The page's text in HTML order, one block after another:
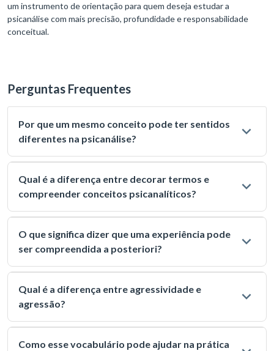
um instrumento de orientação para quem deseja estudar a
psicanálise com mais precisão, profundidade e responsabilidade
conceitual.
Perguntas Frequentes
Por que um mesmo conceito pode ter sentidos
diferentes na psicanálise?
Qual é a diferença entre decorar termos e
compreender conceitos psicanalíticos?
O que significa dizer que uma experiência pode
ser compreendida a posteriori?
Qual é a diferença entre agressividade e
agressão?
Como esse vocabulário pode ajudar na prática